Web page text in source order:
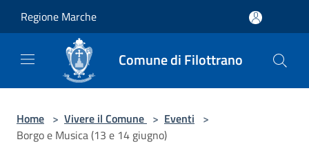
Regione Marche
Comune di Filottrano
Home > Vivere il Comune > Eventi >
Borgo e Musica (13 e 14 giugno)